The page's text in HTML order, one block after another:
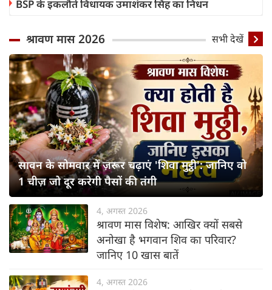
BSP के इकलौते विधायक उमाशंकर सिंह का निधन
श्रावण मास 2026 सभी देखें
सावन के सोमवार में ज़रूर चढ़ाएं 'शिवा मुट्ठी': जानिए वो
1 चीज़ जो दूर करेगी पैसों की तंगी
4, अगस्त 2026
श्रावण मास विशेष: आखिर क्यों सबसे
अनोखा है भगवान शिव का परिवार?
जानिए 10 खास बातें
4, अगस्त 2026